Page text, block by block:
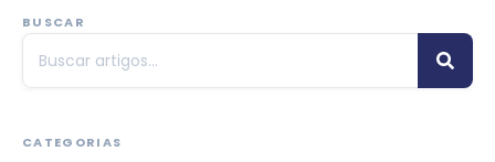
BUSCAR
CATEGORIAS